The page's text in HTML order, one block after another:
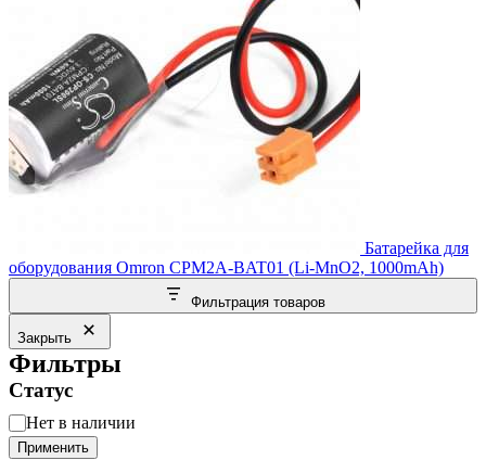
Батарейка для
оборудования Omron CPM2A-BAT01 (Li-MnO2, 1000mAh)
Фильтрация товаров
Закрыть
Фильтры
Статус
Статус
Нет в наличии
Применить